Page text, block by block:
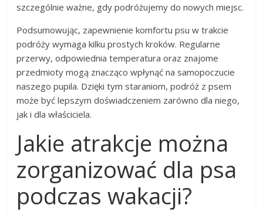
szczególnie ważne, gdy podróżujemy do nowych miejsc.
Podsumowując, zapewnienie komfortu psu w trakcie
podróży wymaga kilku prostych kroków. Regularne
przerwy, odpowiednia temperatura oraz znajome
przedmioty mogą znacząco wpłynąć na samopoczucie
naszego pupila. Dzięki tym staraniom, podróż z psem
może być lepszym doświadczeniem zarówno dla niego,
jak i dla właściciela.
Jakie atrakcje można
zorganizować dla psa
podczas wakacji?